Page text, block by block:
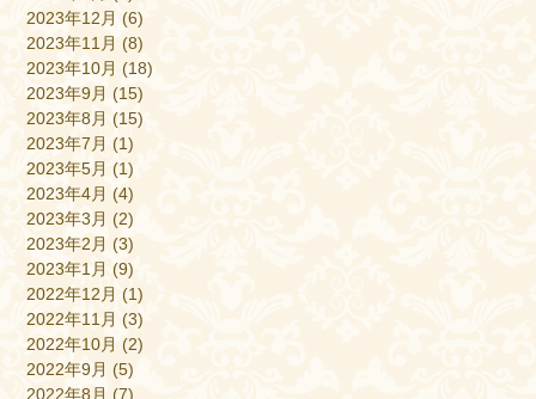
2023年12月 (6)
2023年11月 (8)
2023年10月 (18)
2023年9月 (15)
2023年8月 (15)
2023年7月 (1)
2023年5月 (1)
2023年4月 (4)
2023年3月 (2)
2023年2月 (3)
2023年1月 (9)
2022年12月 (1)
2022年11月 (3)
2022年10月 (2)
2022年9月 (5)
2022年8月 (7)